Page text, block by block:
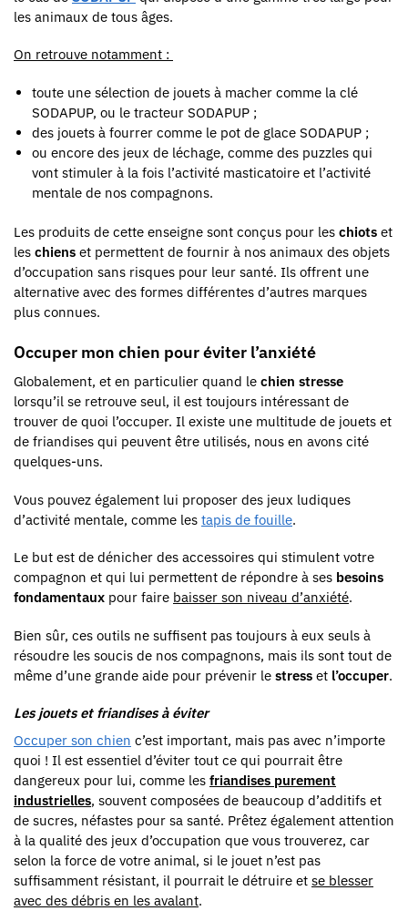
les animaux de tous âges.
On retrouve notamment :
toute une sélection de jouets à macher comme la clé
SODAPUP, ou le tracteur SODAPUP ;
des jouets à fourrer comme le pot de glace SODAPUP ;
ou encore des jeux de léchage, comme des puzzles qui
vont stimuler à la fois l’activité masticatoire et l’activité
mentale de nos compagnons.
Les produits de cette enseigne sont conçus pour les chiots et
les chiens et permettent de fournir à nos animaux des objets
d’occupation sans risques pour leur santé. Ils offrent une
alternative avec des formes différentes d’autres marques
plus connues.
Occuper mon chien pour éviter l’anxiété
Globalement, et en particulier quand le chien stresse
lorsqu’il se retrouve seul, il est toujours intéressant de
trouver de quoi l’occuper. Il existe une multitude de jouets et
de friandises qui peuvent être utilisés, nous en avons cité
quelques-uns.
Vous pouvez également lui proposer des jeux ludiques
d’activité mentale, comme les tapis de fouille.
Le but est de dénicher des accessoires qui stimulent votre
compagnon et qui lui permettent de répondre à ses besoins
fondamentaux pour faire baisser son niveau d’anxiété.
Bien sûr, ces outils ne suffisent pas toujours à eux seuls à
résoudre les soucis de nos compagnons, mais ils sont tout de
même d’une grande aide pour prévenir le stress et l’occuper.
Les jouets et friandises à éviter
Occuper son chien c’est important, mais pas avec n’importe
quoi ! Il est essentiel d’éviter tout ce qui pourrait être
dangereux pour lui, comme les friandises purement
industrielles, souvent composées de beaucoup d’additifs et
de sucres, néfastes pour sa santé. Prêtez également attention
à la qualité des jeux d’occupation que vous trouverez, car
selon la force de votre animal, si le jouet n’est pas
suffisamment résistant, il pourrait le détruire et se blesser
avec des débris en les avalant.